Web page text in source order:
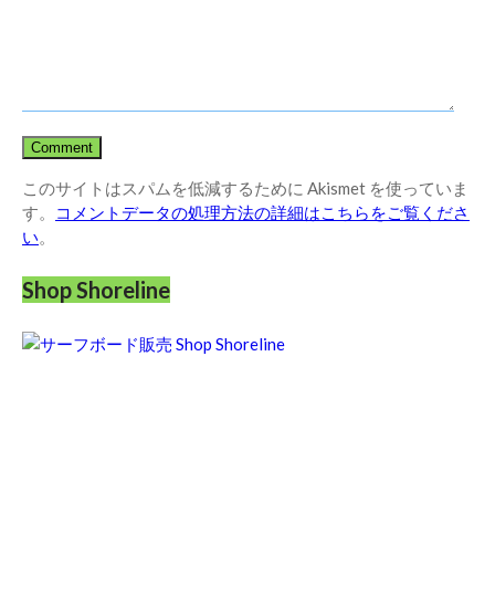
このサイトはスパムを低減するために Akismet を使っていま
す。
コメントデータの処理方法の詳細はこちらをご覧くださ
い。
Shop Shoreline